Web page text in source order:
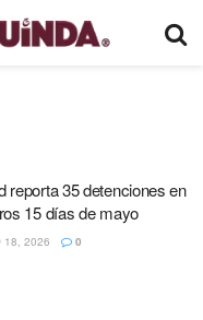
reporta 35 detenciones en
15 días de mayo
18, 2026 0